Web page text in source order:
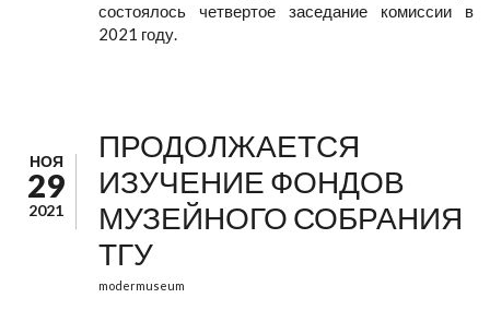
состоялось четвертое заседание комиссии в
2021 году.
НОЯ
29
2021
ПРОДОЛЖАЕТСЯ
ИЗУЧЕНИЕ ФОНДОВ
МУЗЕЙНОГО СОБРАНИЯ
ТГУ
modermuseum